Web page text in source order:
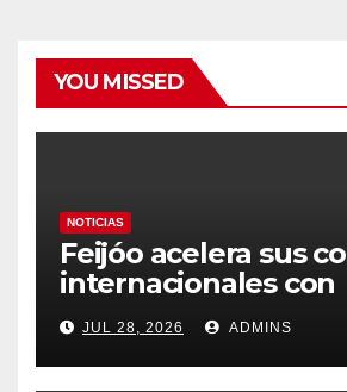
YOU MISSED
NOTICIAS
Feijóo acelera sus
internacionales con
Latinoamérica como
prioritario en su
gobierno
JUL 28, 2026 ADMINS